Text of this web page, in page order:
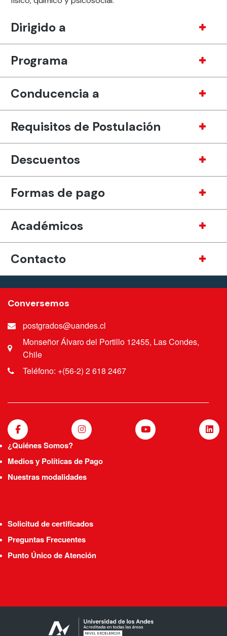
Dirigido a
Programa
Conducencia a
Requisitos de Postulación
Descuentos
Formas de pago
Académicos
Contacto
Conversemos
postgrados@uandes.cl
Monseñor Álvaro del Portillo 12455, Las Condes,
Chile
Teléfono: +(56-2) 2 618 2467
¿Quiénes Somos?
Medios y Políticas de Pago
Nuestras modalidades
Solicitud de certificados
Preguntas Frecuentes
Punto Único de Atención